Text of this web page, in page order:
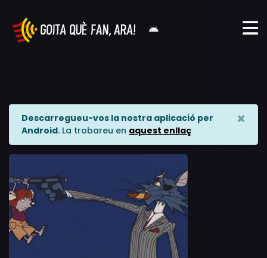
Descarregueu-vos la nostra aplicació per
Android. La trobareu en aquest enllaç
×